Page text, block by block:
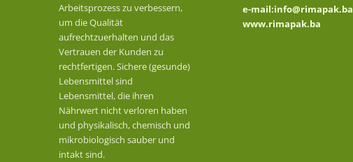
Arbeitsprozess zu verbessern,
um die Qualität
aufrechtzuerhalten und das
Vertrauen der Kunden zu
rechtfertigen. Sichere (gesunde)
Lebensmittel sind
Lebensmittel, die ihren
Nährwert nicht verloren haben
und physikalisch, chemisch und
mikrobiologisch sauber und
intakt sind.
e-mail:info@rimapak.ba
www.rimapak.ba